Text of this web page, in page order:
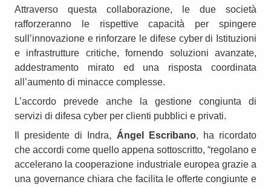
Attraverso questa collaborazione, le due società
rafforzeranno le rispettive capacità per spingere
sull’innovazione e rinforzare le difese cyber di Istituzioni
e infrastrutture critiche, fornendo soluzioni avanzate,
addestramento mirato ed una risposta coordinata
all’aumento di minacce complesse.
L’accordo prevede anche la gestione congiunta di
servizi di difesa cyber per clienti pubblici e privati.
Il presidente di Indra, Ángel Escribano, ha ricordato
che accordi come quello appena sottoscritto, “regolano e
accelerano la cooperazione industriale europea grazie a
una governance chiara che facilita le offerte congiunte e